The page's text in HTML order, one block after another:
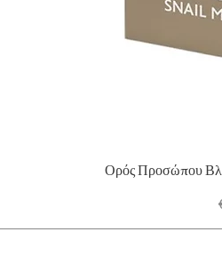
Ορός Προσώπου